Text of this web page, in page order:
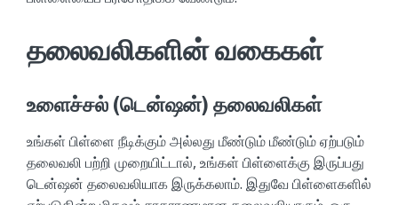
தலைவலிகளின் வகைகள்
உளைச்சல் (டென்ஷன்) தலைவலிகள்
உங்கள் பிள்ளை நீடிக்கும் அல்லது மீண்டும் மீண்டும் ஏற்படும்
தலைவலி பற்றி முறையிட்டால், உங்கள் பிள்ளைக்கு இருப்பது
டென்ஷன் தலைவலியாக இருக்கலாம். இதுவே பிள்ளைகளில்